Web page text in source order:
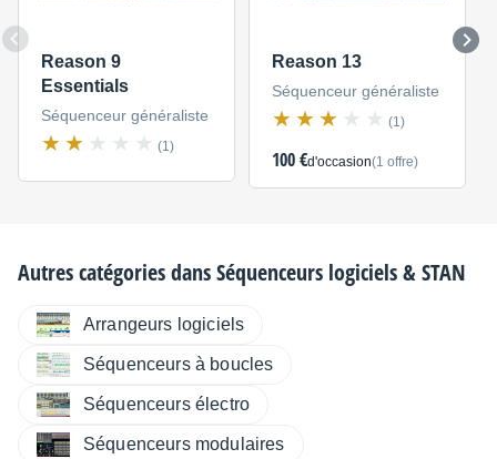
Reason 9
Essentials
Séquenceur généraliste
(1)
Reason 13
Séquenceur généraliste
(1)
100 €d'occasion(1 offre)
Autres catégories dansSéquenceurs logiciels & STAN
Arrangeurs logiciels
Séquenceurs à boucles
Séquenceurs électro
Séquenceurs modulaires